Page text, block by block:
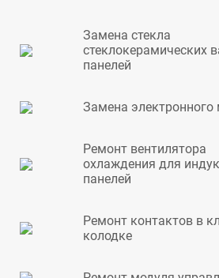
Замена стекла
стеклокерамических
панелей
Замена электронного
Ремонт вентилятора
охлаждения для
панелей
Ремонт контактов в
колодке